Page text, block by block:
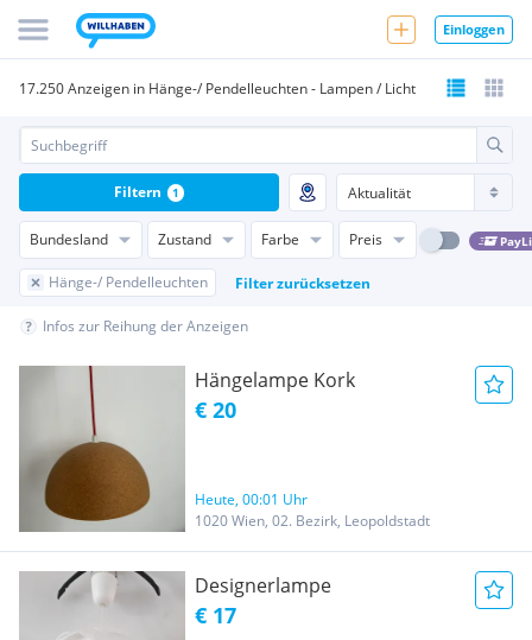
Einloggen
17.250 Anzeigen in Hänge-/ Pendelleuchten - Lampen / Licht
Bundesland Zustand Farbe Preis
Hänge-/ Pendelleuchten Filter zurücksetzen
Filtern 1
Infos zur Reihung der Anzeigen
Hängelampe Kork
€ 20
Heute, 00:01 Uhr
1020 Wien, 02. Bezirk, Leopoldstadt
Designerlampe
€ 17